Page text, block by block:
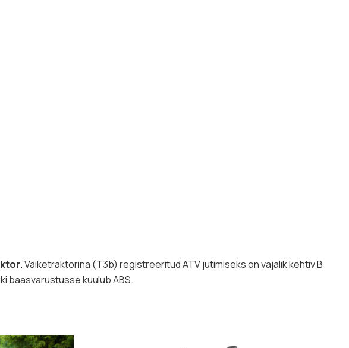
. Väiketraktorina (T3b) registreeritud ATV jutimiseks on vajalik kehtiv B
baasvarustusse kuulub ABS.